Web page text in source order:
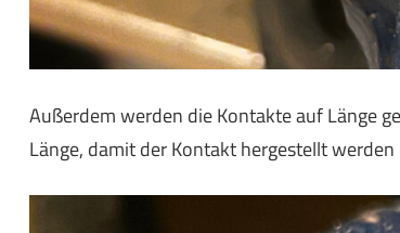
Außerdem werden die Kontakte auf Länge
Länge, damit der Kontakt hergestellt